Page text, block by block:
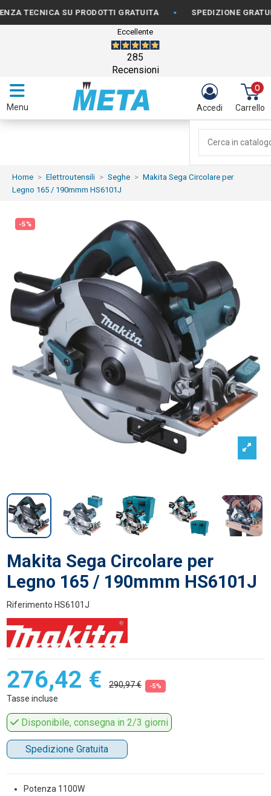
SU PRODOTTI GRATUITA • SPEDIZIONE GRATUITA
Eccellente
285
Recensioni
Menu Accedi
0
Carrello
Home Elettroutensili Seghe
Makita Sega Circolare per
Legno 165 / 190mmm HS6101J
-5%
Makita Sega Circolare per
Legno 165 / 190mmm HS6101J
Riferimento HS6101J
276,42 € 290,97 € -5%
Tasse incluse
Disponibile, consegna in 2/3 giorni
Spedizione Gratuita
Potenza 1100W